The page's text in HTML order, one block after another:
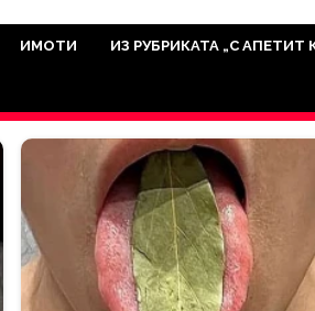
всичко
сайт са от
държим на
ИМОТИ ИЗ РУБРИКАТА „С АПЕТИТ